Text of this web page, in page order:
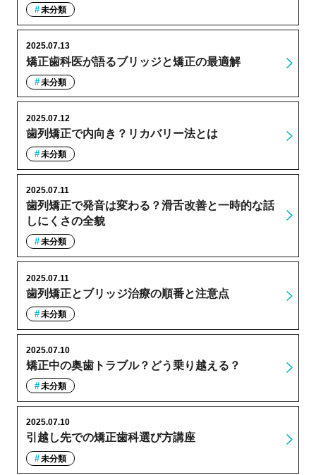
未分類
矯正歯科医が語るブリッジと矯正の最適解
2025.07.13
未分類
歯列矯正で内向き？リカバリー法とは
2025.07.12
未分類
歯列矯正で発音は変わる？滑舌改善と一時的な話
しにくさの全貌
2025.07.11
未分類
歯列矯正とブリッジ治療の順番と注意点
2025.07.11
未分類
矯正中の奥歯トラブル？どう乗り越える？
2025.07.10
未分類
引越し先での矯正歯科選び方講座
2025.07.10
未分類